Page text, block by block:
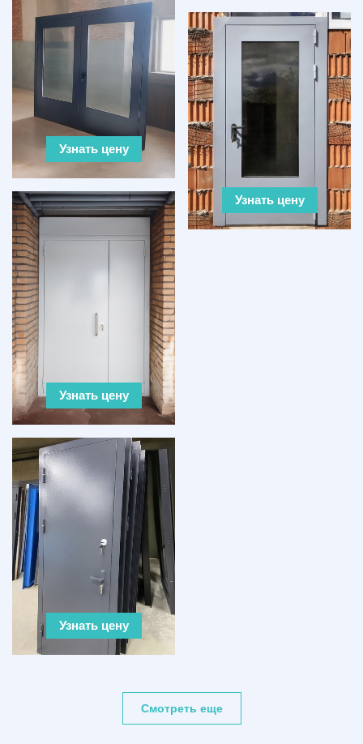
Узнать цену
Узнать цену
Узнать цену
Узнать цену
Смотреть еще